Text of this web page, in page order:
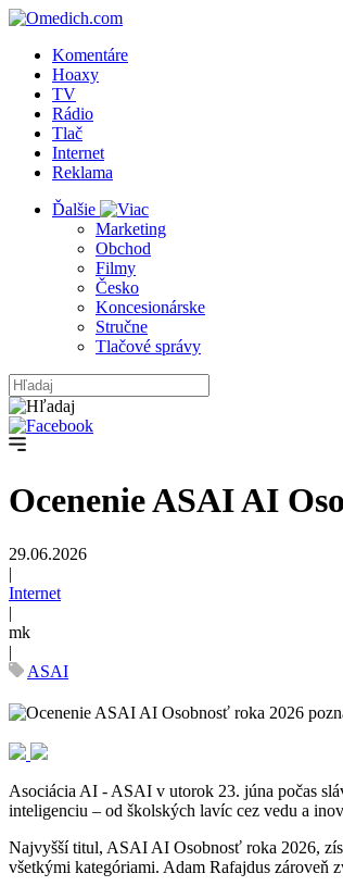
Komentáre
Hoaxy
TV
Rádio
Tlač
Internet
Reklama
Ďalšie
Marketing
Obchod
Filmy
Česko
Koncesionárske
Stručne
Tlačové správy
Ocenenie ASAI AI
29.06.2026
|
Internet
|
mk
|
ASAI
Asociácia AI - ASAI v utorok 23. júna počas
inteligenciu – od školských lavíc cez vedu a
Najvyšší titul, ASAI AI Osobnosť roka 2026,
všetkými kategóriami. Adam Rafajdus